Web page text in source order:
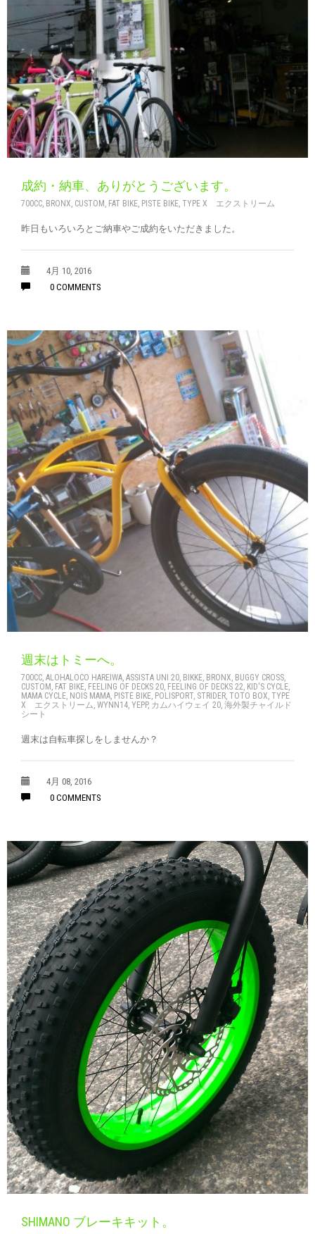
成約・納車、ありがとうございます。
700CC, BRONX, CUSTOM , FAT BIKE, PISTE BIKE, TYPE X エクストリーム
昨日もいろいろとご納車やご成約をいただきました。
4月 10, 2016
0 COMMENTS
週末はトミーへ。
700CC, ALOHALOCO HAREIWA, ASSISTA UNI 20, BIKKE, BRONX, BUGGY CROSS,
CUSTOM , FAT BIKE, FEELING OF DECKS 20, FEELING OF DECKS 22, KID'S CYCLE,
MAMA CYCLE, NOIS MAMA, PISTE BIKE, POLISPORT, STRIDER, TOTO BOX, TYPE
X エクストリーム, WYNN14, YEPP, カムハイウェイ 20, 海外製チャイルド
シート
週末は自転車探しをしませんか？
4月 08, 2016
0 COMMENTS
SHIMANO ブレーキキット。